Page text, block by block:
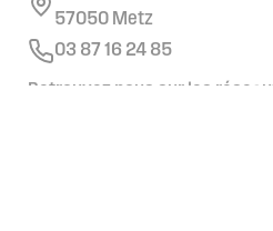
57050 Metz
03 87 16 24 85
Retrouvez nous sur les